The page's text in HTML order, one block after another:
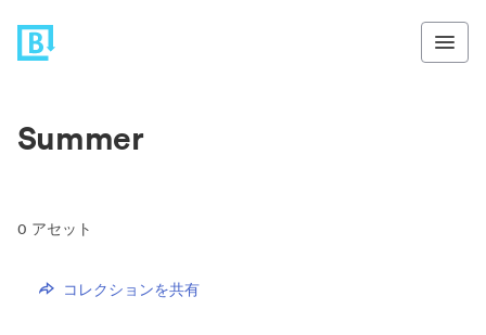
Summer
0 アセット
コレクションを共有